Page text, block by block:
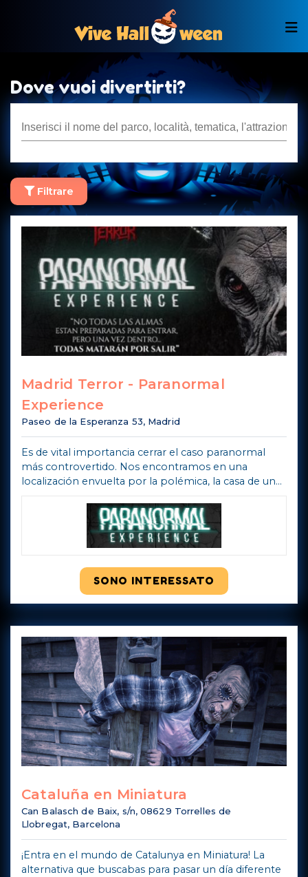
Dove vuoi divertirti?
Filtrare
Madrid Terror - Paranormal
Experience
Paseo de la Esperanza 53, Madrid
Es de vital importancia cerrar el caso paranormal
más controvertido. Nos encontramos en una
localización envuelta por la polémica, la casa de un
desvelar. Por macabro que parezca, la vivienda ...
SONO INTERESSATO
Cataluña en Miniatura
Can Balasch de Baix, s/n, 08629 Torrelles de
Llobregat, Barcelona
¡Entra en el mundo de Catalunya en Miniatura! La
alternativa que buscabas para pasar un día diferente